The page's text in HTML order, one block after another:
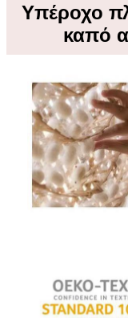
Υπέροχο
καπό